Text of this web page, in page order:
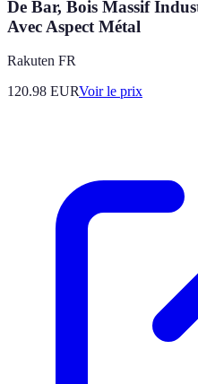
De Bar, Bois Massif
Avec Aspect Métal
Rakuten FR
120.98 EURVoir le prix